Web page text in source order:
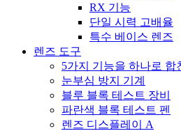
RX 기능
단일 시력 고배율
특수 베이스 렌즈
렌즈 도구
5가지 기능을 하나로 합
눈부심 방지 기계
블루 블록 테스트 장비
파란색 블록 테스트 펜
렌즈 디스플레이 A